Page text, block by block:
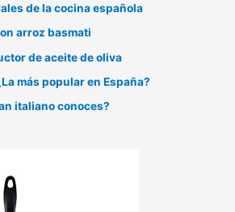
de la cocina española
arroz basmati
de aceite de oliva
más popular en España?
italiano conoces?